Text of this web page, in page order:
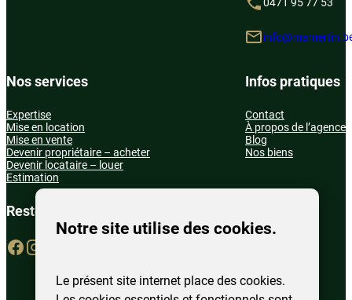
0471 95 77 53
Nos services
Expertise
Mise en location
Mise en vente
Devenir propriétaire – acheter
Devenir locataire – louer
Estimation
Infos pratiques
Contact
À propos de l’agence
Blog
Nos biens
Restons connecté
Notre site utilise des cookies.
Le présent site internet place des cookies.